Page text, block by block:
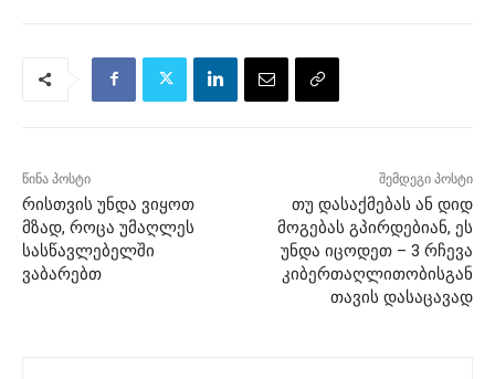
წინა პოსტი
რისთვის უნდა ვიყოთ
მზად, როცა უმაღლეს
სასწავლებელში
ვაბარებთ
შემდეგი პოსტი
თუ დასაქმებას ან დიდ
მოგებას გპირდებიან, ეს
უნდა იცოდეთ – 3 რჩევა
კიბერთაღლითობისგან
თავის დასაცავად